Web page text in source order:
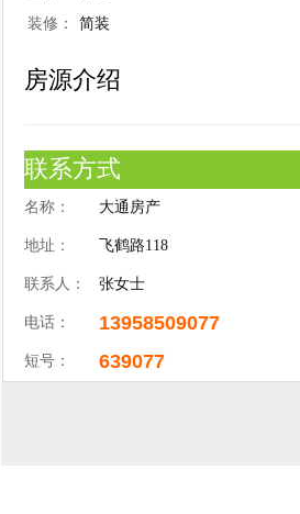
装修：
简装
房源介绍
联系方式
名称： 大通房产
地址： 飞鹤路118
联系人： 张女士
电话： 13958509077
短号： 639077